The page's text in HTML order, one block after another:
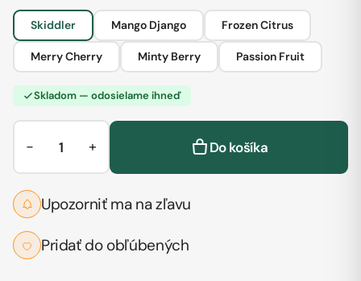
Skiddler Mango Django Frozen Citrus
Merry Cherry Minty Berry Passion Fruit
Skladom — odosielame ihneď
− + Do košíka
Upozorniť ma na zľavu
Pridať do obľúbených